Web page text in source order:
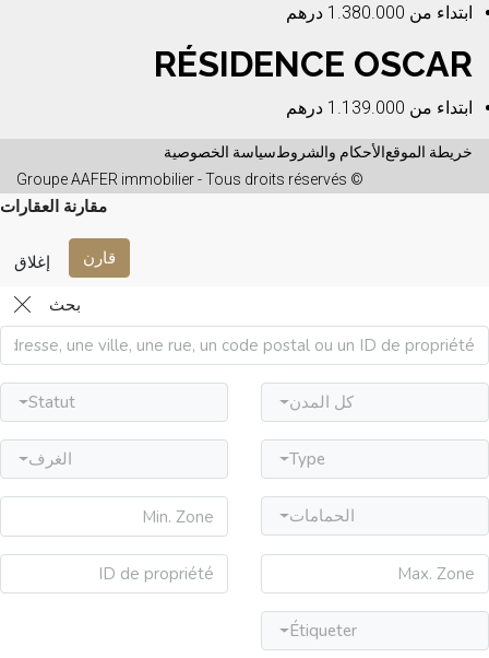
ابتداء من 1.380.000 درهم
RÉSIDENCE OSCAR
ابتداء من 1.139.000 درهم
خريطة الموقعالأحكام والشروطسياسة الخصوصية
© Groupe AAFER immobilier - Tous droits réservés
مقارنة العقارات
قارن
إغلاق
بحث
كل المدن Statut
Type الغرف
الحمامات
Étiqueter